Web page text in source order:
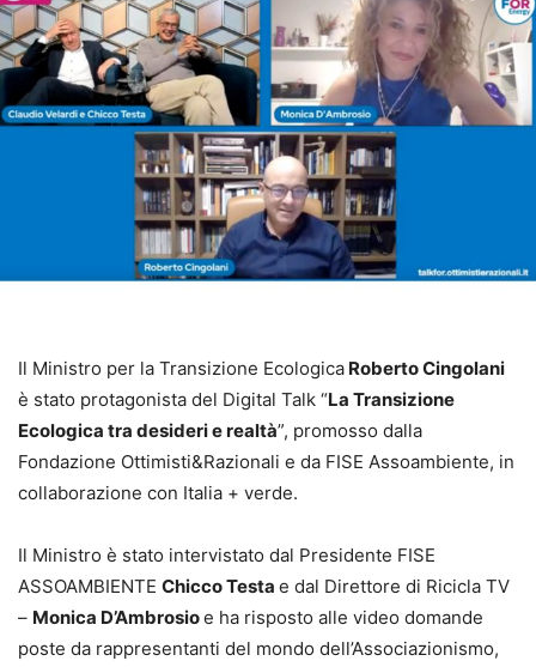
Il Ministro per la Transizione Ecologica Roberto Cingolani
è stato protagonista del Digital Talk “La Transizione
Ecologica tra desideri e realtà”, promosso dalla
Fondazione Ottimisti&Razionali e da FISE Assoambiente, in
collaborazione con Italia + verde.
Il Ministro è stato intervistato dal Presidente FISE
ASSOAMBIENTE Chicco Testa e dal Direttore di Ricicla TV
– Monica D’Ambrosioe ha risposto alle video domande
poste da rappresentanti del mondo dell’Associazionismo,